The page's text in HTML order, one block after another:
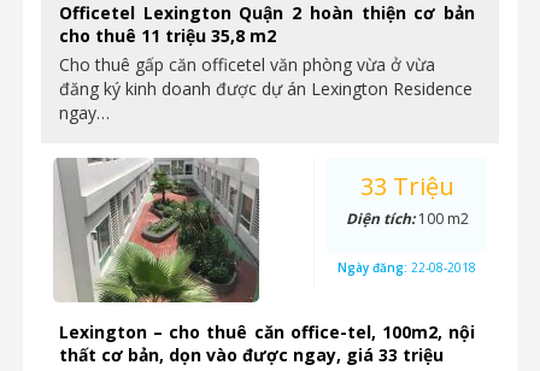
Officetel Lexington Quận 2 hoàn thiện cơ bản
cho thuê 11 triệu 35,8 m2
Cho thuê gấp căn officetel văn phòng vừa ở vừa
đăng ký kinh doanh được dự án Lexington Residence
ngay…
Lexington – cho thuê căn office-tel, 100m2, nội
thất cơ bản, dọn vào được ngay, giá 33 triệu
33 Triệu
Diện tích:100 m2
Ngày đăng: 22-08-2018